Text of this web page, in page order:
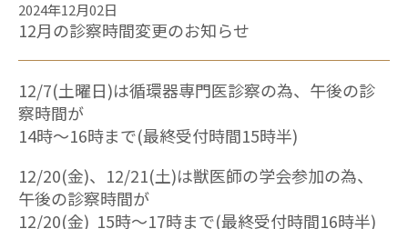
2024年12月02日
12月の診察時間変更のお知らせ
12/7(土曜日)は循環器専門医診察の為、午後の診
察時間が
14時〜16時まで(最終受付時間15時半)
12/20(金)、12/21(土)は獣医師の学会参加の為、
午後の診察時間が
12/20(金) 15時〜17時まで(最終受付時間16時半)